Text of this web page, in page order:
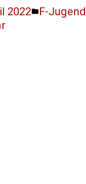
2022
F-Jugend